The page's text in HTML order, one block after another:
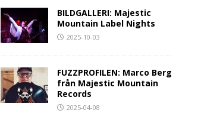
BILDGALLERI: Majestic
Mountain Label Nights
2025-10-03
FUZZPROFILEN: Marco Berg
från Majestic Mountain
Records
2025-04-08